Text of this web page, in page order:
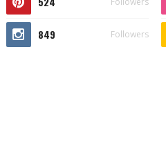
849 Followers